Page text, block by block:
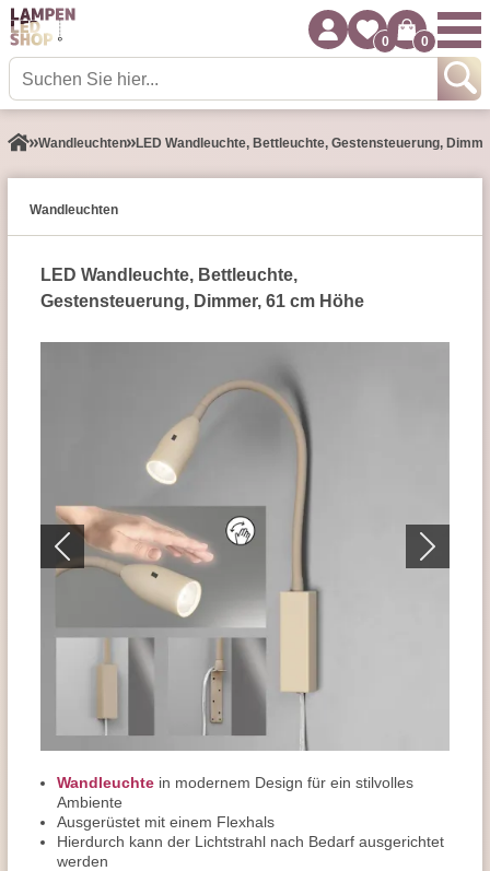
0 0
Wand­leuchten LED Wandleuchte, Bettleuchte, Gestensteuerung,
Wand­leuchten
LED Wandleuchte, Bettleuchte,
Gestensteuerung, Dimmer, 61 cm Höhe
Wandleuchte in modernem Design für ein stilvolles
Ambiente
Ausgerüstet mit einem Flexhals
Hierdurch kann der Lichtstrahl nach Bedarf ausgerichtet
werden